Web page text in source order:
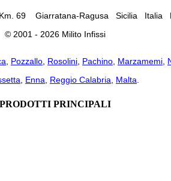
69 Giarratana-Ragusa Sicilia Italia
© 2001 - 2026 Milito Infissi
Pozzallo Rosolini Pachino Marzamemi
Enna Reggio Calabria Malta
PRODOTTI PRINCIPALI